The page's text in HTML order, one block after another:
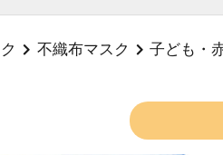
不織布マスク 子ども・